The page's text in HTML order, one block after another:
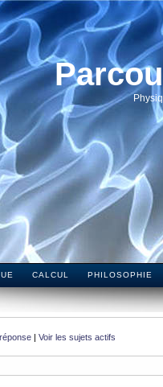
CALCUL PHILOSOPHIE
| Voir les sujets actifs